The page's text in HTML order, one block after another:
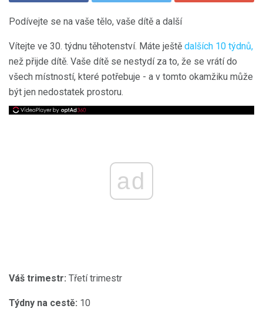
Podívejte se na vaše tělo, vaše dítě a další
Vítejte ve 30. týdnu těhotenství. Máte ještě dalších 10 týdnů,
než přijde dítě. Vaše dítě se nestydí za to, že se vrátí do
všech místností, které potřebuje - a v tomto okamžiku může
být jen nedostatek prostoru.
ad
Váš trimestr: Třetí trimestr
Týdny na cestě: 10